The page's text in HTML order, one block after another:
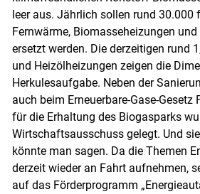
Skip to main
leer aus. Jährlich sollen rund 30.000
Fernwärme, Biomasseheizungen
ersetzt werden. Die derzeitigen rund
und Heizölheizungen zeigen die
Herkulesaufgabe. Neben der
auch beim Erneuerbare-Gase-Gesetz
für die Erhaltung des Biogasparks
Wirtschaftsausschuss gelegt. Und
könnte man sagen. Da die Themen
derzeit wieder an Fahrt aufnehmen,
auf das Förderprogramm